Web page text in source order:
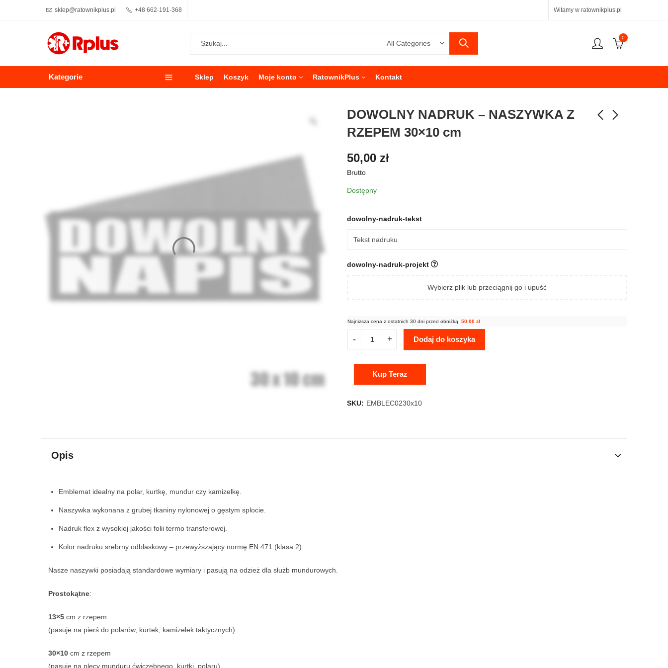
sklep@ratownikplus.pl +48 662-191-368 Witamy w ratownikplus.pl
0
Kategorie Sklep Koszyk Moje konto RatownikPlus Kontakt
DOWOLNY NADRUK – NASZYWKA Z
RZEPEM 30×10 cm
50,00 zł
Brutto
Dostępny
dowolny-nadruk-tekst
dowolny-nadruk-projekt
Wybierz plik lub przeciągnij go i upuść
Najniższa cena z ostatnich 30 dni przed obniżką: 50,00 zł
Dodaj do koszyka
Kup Teraz
SKU: EMBLEC0230x10
Opis
Emblemat idealny na polar, kurtkę, mundur czy kamizelkę.
Naszywka wykonana z grubej tkaniny nylonowej o gęstym splocie.
Nadruk flex z wysokiej jakości folii termo transferowej.
Kolor nadruku srebrny odblaskowy – przewyższający normę EN 471 (klasa 2).
Nasze naszywki posiadają standardowe wymiary i pasują na odzież dla służb mundurowych.
Prostokątne:
13×5 cm z rzepem
(pasuje na pierś do polarów, kurtek, kamizelek taktycznych)
30×10 cm z rzepem
(pasuje na plecy munduru ćwiczebnego, kurtki, polaru)